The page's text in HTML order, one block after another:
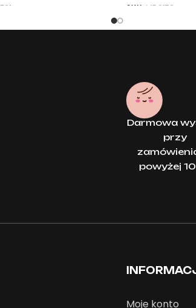
SKU: MD3178
Darmowa
przy
powyżej
Moje konto